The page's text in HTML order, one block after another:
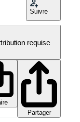
Suivre
requise
Partager